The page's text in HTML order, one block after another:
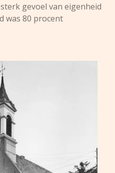
gevoel van eigenheid
was 80 procent